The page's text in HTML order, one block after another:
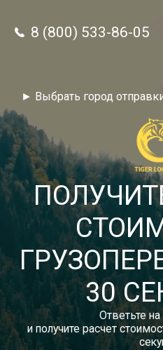
► Выбрать город
8 (800) 533-86-05
30
Ответьте
и получите расчет